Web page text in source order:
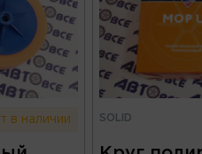
в наличии SOLID